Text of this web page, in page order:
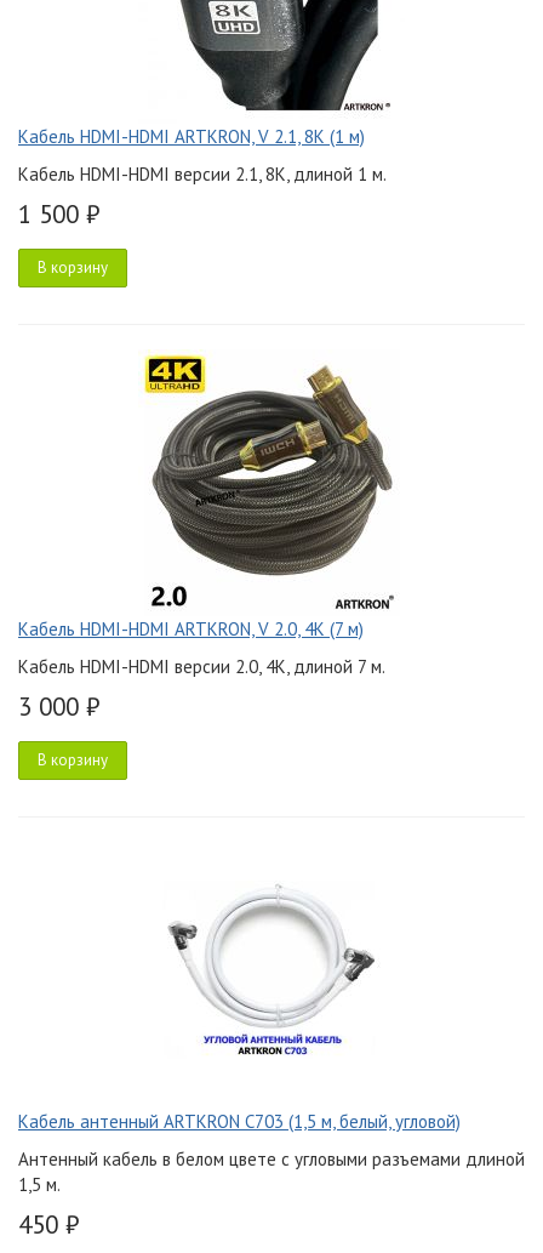
Кабель HDMI-HDMI ARTKRON, V 2.1, 8K (1 м)
Кабель HDMI-HDMI версии 2.1, 8K, длиной 1 м.
1 500 ₽
В корзину
Кабель HDMI-HDMI ARTKRON, V 2.0, 4K (7 м)
Кабель HDMI-HDMI версии 2.0, 4K, длиной 7 м.
3 000 ₽
В корзину
Кабель антенный ARTKRON C703 (1,5 м, белый, угловой)
Антенный кабель в белом цвете с угловыми разъемами длиной
1,5 м.
450 ₽